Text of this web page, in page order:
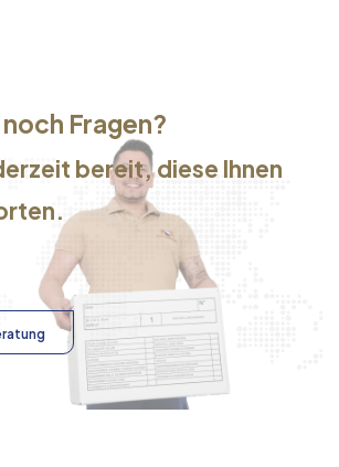
Fragen?
bereit, diese Ihnen